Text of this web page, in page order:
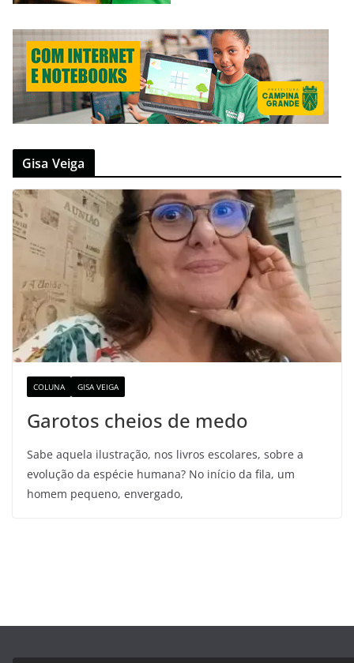
Gisa Veiga
COLUNA GISA VEIGA
Garotos cheios de medo
Sabe aquela ilustração, nos livros escolares, sobre a
evolução da espécie humana? No início da fila, um
homem pequeno, envergado,